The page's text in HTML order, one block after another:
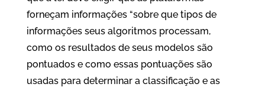
forneçam informações “sobre que tipos de
informações seus algoritmos processam,
como os resultados de seus modelos são
pontuados e como essas pontuações são
usadas para determinar a classificação e as